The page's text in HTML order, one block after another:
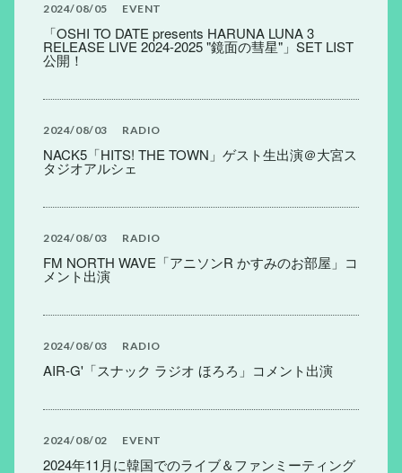
2024 08 05 EVENT
「OSHI TO DATE presents HARUNA LUNA 3
RELEASE LIVE 2024-2025 "鏡面の彗星"」SET LIST
公開！
2024 08 03 RADIO
NACK5「HITS! THE TOWN」ゲスト生出演＠大宮ス
タジオアルシェ
2024 08 03 RADIO
FM NORTH WAVE「アニソンR かすみのお部屋」コ
メント出演
2024 08 03 RADIO
AIR-G'「スナック ラジオ ほろろ」コメント出演
2024 08 02 EVENT
2024年11月に韓国でのライブ＆ファンミーティング